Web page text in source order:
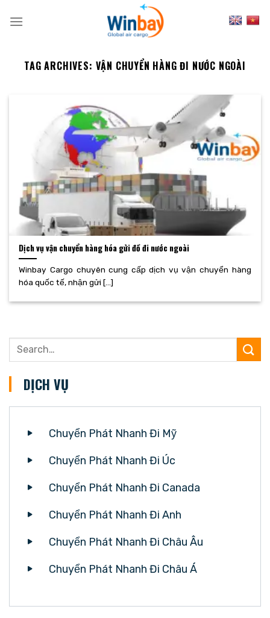
TAG ARCHIVES: VẬN CHUYỂN HÀNG ĐI NƯỚC NGOÀI
Dịch vụ vận chuyển hàng hóa gửi đồ đi nước ngoài
Winbay Cargo chuyên cung cấp dịch vụ vận chuyển hàng
hóa quốc tế, nhận gửi [...]
DỊCH VỤ
Chuyển Phát Nhanh Đi Mỹ
Chuyển Phát Nhanh Đi Úc
Chuyển Phát Nhanh Đi Canada
Chuyển Phát Nhanh Đi Anh
Chuyển Phát Nhanh Đi Châu Âu
Chuyển Phát Nhanh Đi Châu Á